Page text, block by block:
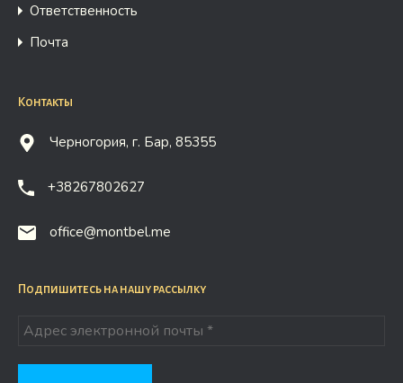
Ответственность
Почта
Контакты
Черногория, г. Бар, 85355
+38267802627
office@montbel.me
Подпишитесь на нашу рассылку